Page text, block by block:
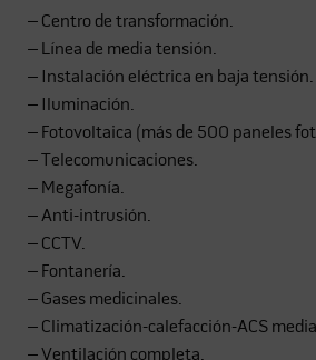
– Centro de transformación.
– Línea de media tensión.
– Instalación eléctrica en baja tensión.
– Iluminación.
– Fotovoltaica (más de 500 paneles
– Telecomunicaciones.
– Megafonía.
– Anti-intrusión.
– CCTV.
– Fontanería.
– Gases medicinales.
– Climatización-calefacción-ACS
– Ventilación completa.